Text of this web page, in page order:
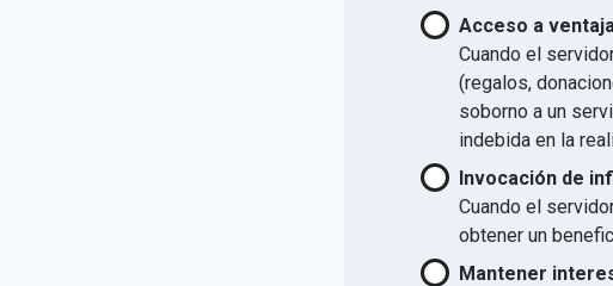
Acceso a
Cuando el
(regalos,
soborno a un
indebida en la
Invocación de
Cuando el
obtener un
Mantener